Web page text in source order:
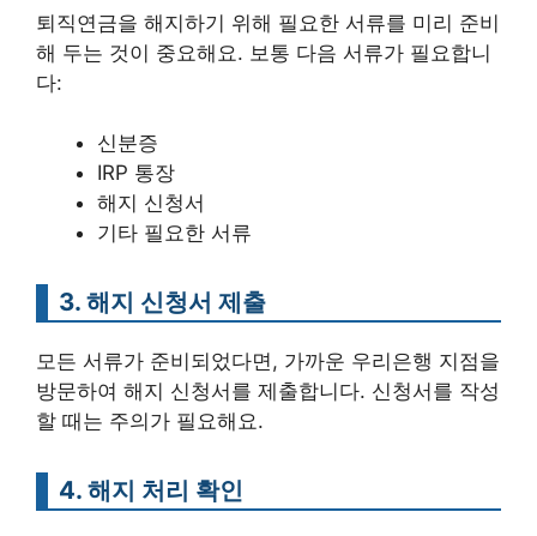
퇴직연금을 해지하기 위해 필요한 서류를 미리 준비
해 두는 것이 중요해요. 보통 다음 서류가 필요합니
다:
신분증
IRP 통장
해지 신청서
기타 필요한 서류
3. 해지 신청서 제출
모든 서류가 준비되었다면, 가까운 우리은행 지점을
방문하여 해지 신청서를 제출합니다. 신청서를 작성
할 때는 주의가 필요해요.
4. 해지 처리 확인